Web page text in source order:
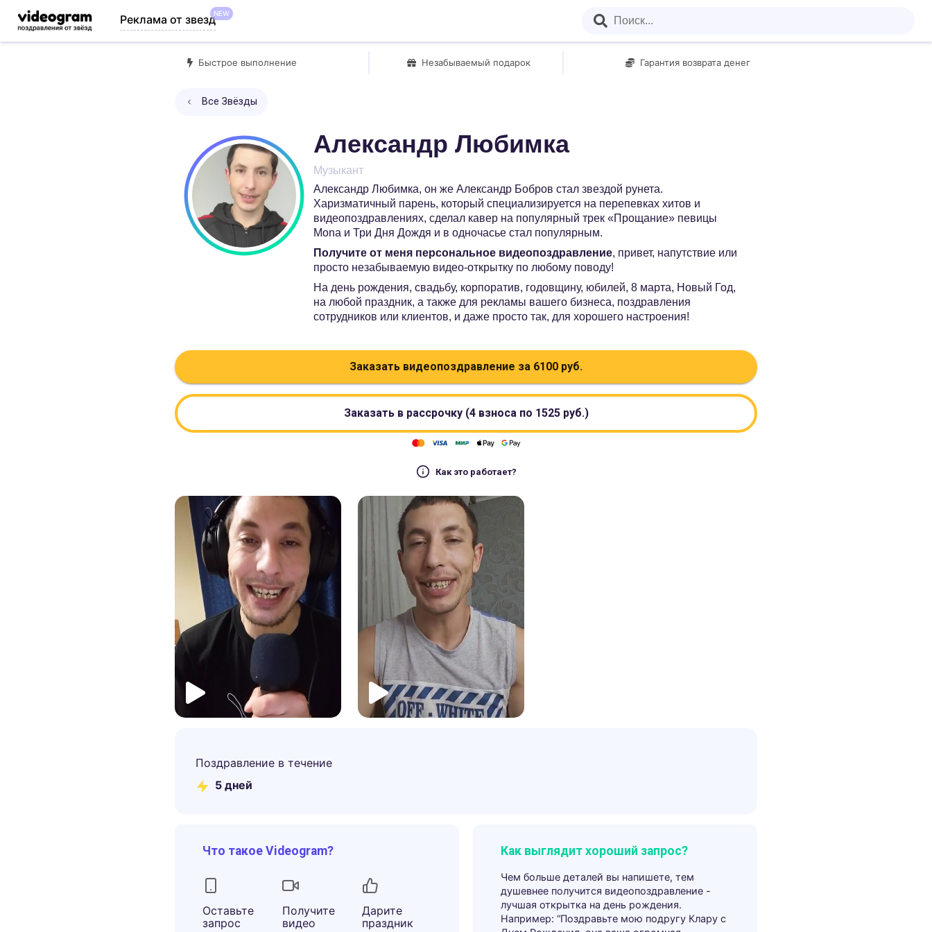
Реклама от звездNEW
Быстрое выполнение Незабываемый подарок Гарантия возврата денег
Все Звёзды
Александр Любимка
Музыкант
Александр Любимка, он же Александр Бобров стал звездой рунета.
Харизматичный парень, который специализируется на перепевках хитов и
видеопоздравлениях, сделал кавер на популярный трек «Прощание» певицы
Mona и Три Дня Дождя и в одночасье стал популярным.
Получите от меня персональное видеопоздравление, привет, напутствие или
просто незабываемую видео-открытку по любому поводу!
На день рождения, свадьбу, корпоратив, годовщину, юбилей, 8 марта, Новый Год,
на любой праздник, а также для рекламы вашего бизнеса, поздравления
сотрудников или клиентов, и даже просто так, для хорошего настроения!
Заказать видеопоздравление за 6100 руб.
Заказать в рассрочку (4 взноса по 1525руб.)
Как это работает?
Поздравление в течение
5 дней
Что такое Videogram?
Оставьте
запрос
Получите
видео
Дарите
праздник
Как выглядит хороший запрос?
Чем больше деталей вы напишете, тем
душевнее получится видеопоздравление -
лучшая открытка на день рождения.
Например: “Поздравьте мою подругу Клару с